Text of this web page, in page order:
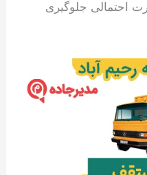
احتمالی جلوگیری